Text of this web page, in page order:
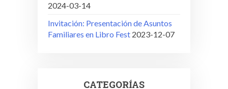
2024-03-14
Invitación: Presentación de Asuntos
Familiares en Libro Fest 2023-12-07
CATEGORÍAS